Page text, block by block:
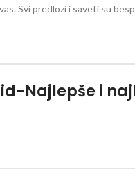
Svi predlozi i saveti su
Najlepše i